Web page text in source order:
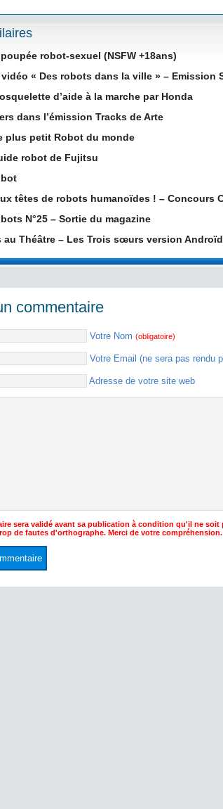
robot-sexuel (NSFW +18ans)
« Des robots dans la ville » – Emission
d’aide à la marche par Honda
dans l’émission Tracks de Arte
plus petit Robot du monde
robot de Fujitsu
têtes de robots humanoïdes ! – Concours
N°25 – Sortie du magazine
au Théâtre – Les Trois sœurs version
commentaire
Votre Nom (obligatoire)
Votre Email (ne sera pas rendu
Adresse de votre site web
sera validé avant sa publication à condition qu'il ne soit
de fautes d'orthographe. Merci de votre compréhension.